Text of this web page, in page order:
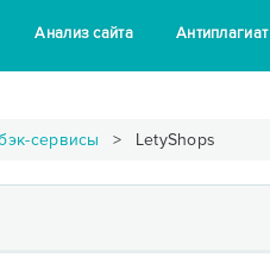
Анализ сайта Антиплагиат
сервисы LetyShops